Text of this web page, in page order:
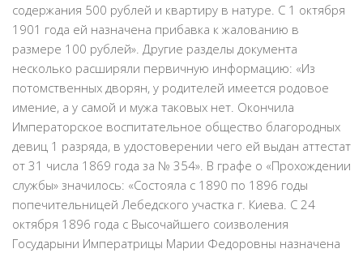
содержания 500 рублей и квартиру в натуре. С 1 октября
1901 года ей назначена прибавка к жалованию в
размере 100 рублей». Другие разделы документа
несколько расширяли первичную информацию: «Из
потомственных дворян, у родителей имеется родовое
имение, а у самой и мужа таковых нет. Окончила
Императорское воспитательное общество благородных
девиц 1 разряда, в удостоверении чего ей выдан аттестат
от 31 числа 1869 года за № 354». В графе о «Прохождении
службы» значилось: «Состояла с 1890 по 1896 годы
попечительницей Лебедского участка г. Киева. С 24
октября 1896 года с Высочайшего соизволения
Государыни Императрицы Марии Федоровны назначена